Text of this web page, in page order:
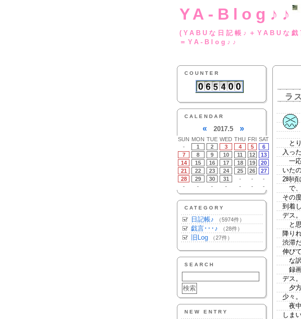
YA-Blog♪♪
(YABUな日記
＝YA-Blog♪♪
COUNTER
CALENDAR
« 2017.5 »
SUN MON TUE WED THU FRI SAT
-
1 2 3 4 5
6
7
8 9 10 11 12
13
14
15 16 17 18 19
20
21
22 23 24 25 26
27
28
29 30 31 - -
-
-
- - - - - -
CATEGORY
日記帳♪ （5974件）
戯言･･･♪ （28件）
旧Log （27件）
SEARCH
NEW ENTRY
ラ
とり
入っ
一応
いた
2時頃
で、
その
到着
デス。
と思
降り
渋滞
伸び
な訳
録画
デス
夕方
少々
夜中
しま